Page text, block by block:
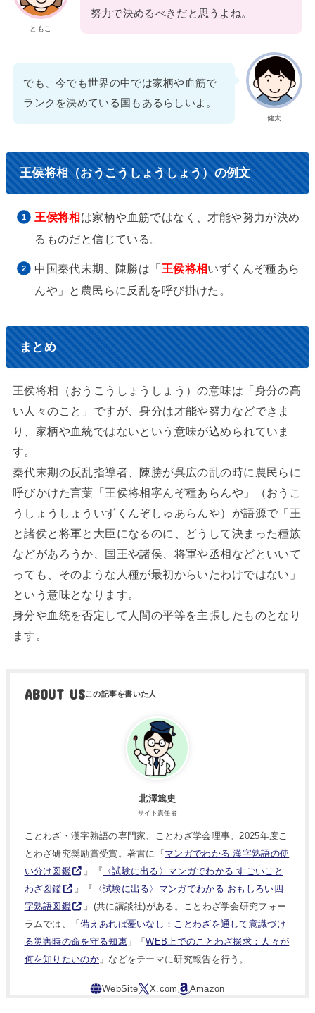
ともこ
努力で決めるべきだと思うよね。
健太
でも、今でも世界の中では家柄や血筋で
ランクを決めている国もあるらしいよ。
王侯将相（おうこうしょうしょう）の例文
王侯将相は家柄や血筋ではなく、才能や努力が決め
るものだと信じている。
中国秦代末期、陳勝は「王侯将相いずくんぞ種あら
んや」と農民らに反乱を呼び掛けた。
まとめ
王侯将相（おうこうしょうしょう）の意味は「身分の高
い人々のこと」ですが、身分は才能や努力などできま
り、家柄や血統ではないという意味が込められていま
す。
秦代末期の反乱指導者、陳勝が呉広の乱の時に農民らに
呼びかけた言葉「王侯将相寧んぞ種あらんや」（おうこ
うしょうしょういずくんぞしゅあらんや）が語源で「王
と諸侯と将軍と大臣になるのに、どうして決まった種族
などがあろうか、国王や諸侯、将軍や丞相などといいて
っても、そのような人種が最初からいたわけではない」
という意味となります。
身分や血統を否定して人間の平等を主張したものとなり
ます。
ABOUT US
北澤篤史
サイト責任者
ことわざ・漢字熟語の専門家、ことわざ学会理事。2025年度こ
とわざ研究奨励賞受賞。著書に『マンガでわかる 漢字熟語の使
い分け図鑑
』『 〈試験に出る〉マンガでわかる すごいこと
わざ図鑑
』『
〈試験に出る〉マンガでわかる おもしろい四
字熟語図鑑
』(共に講談社)がある。ことわざ学会研究フォー
ラムでは、「備えあれば憂いなし：ことわざを通して意識づけ
る災害時の命を守る知恵」「WEB上でのことわざ探求：人々が
何を知りたいのか」などをテーマに研究報告を行う。